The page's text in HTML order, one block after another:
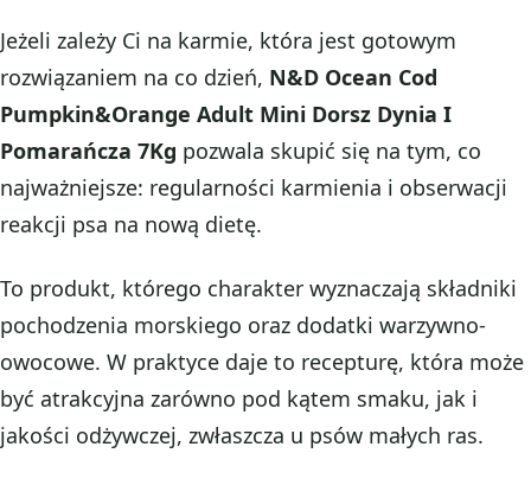
Jeżeli zależy Ci na karmie, która jest gotowym
rozwiązaniem na co dzień, N&D Ocean Cod
Pumpkin&Orange Adult Mini Dorsz Dynia I
Pomarańcza 7Kg pozwala skupić się na tym, co
najważniejsze: regularności karmienia i obserwacji
reakcji psa na nową dietę.
To produkt, którego charakter wyznaczają składniki
pochodzenia morskiego oraz dodatki warzywno-
owocowe. W praktyce daje to recepturę, która może
być atrakcyjna zarówno pod kątem smaku, jak i
jakości odżywczej, zwłaszcza u psów małych ras.